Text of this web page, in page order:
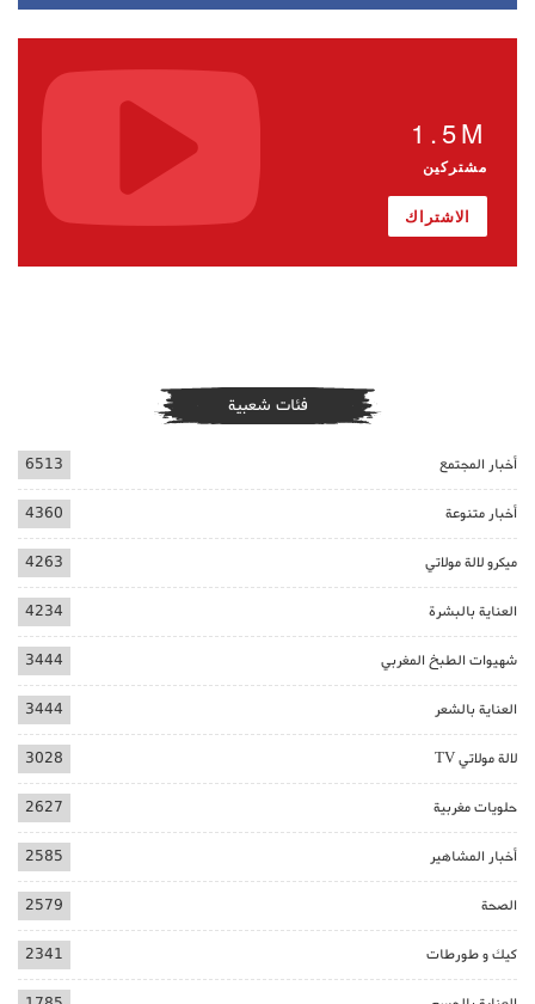
1.5M
مشتركين
الاشتراك
فئات شعبية
أخبار المجتمع 6513
أخبار متنوعة 4360
ميكرو لالة مولاتي 4263
العناية بالبشرة 4234
شهيوات الطبخ المغربي 3444
العناية بالشعر 3444
لالة مولاتي TV 3028
حلويات مغربية 2627
أخبار المشاهير 2585
الصحة 2579
كيك و طورطات 2341